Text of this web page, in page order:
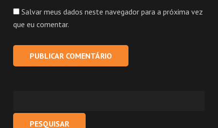
Salvar meus dados neste navegador para a próxima vez
que eu comentar.